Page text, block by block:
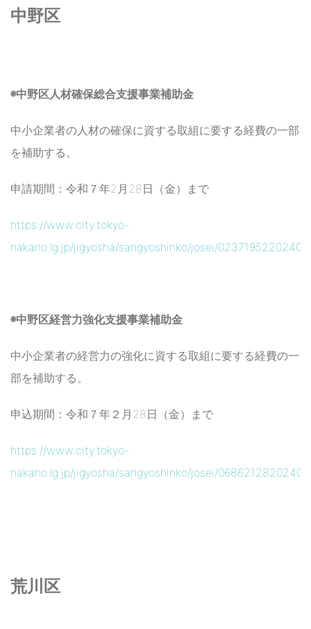
中野区
◉中野区人材確保総合支援事業補助金
中小企業者の人材の確保に資する取組に要する経費の一部
を補助する。
申請期間：令和７年2月28日（金）まで
https://www.city.tokyo-
nakano.lg.jp/jigyosha/sangyoshinko/josei/
◉中野区経営力強化支援事業補助金
中小企業者の経営力の強化に資する取組に要する経費の一
部を補助する。
申込期間：令和７年２月28日（金）まで
https://www.city.tokyo-
nakano.lg.jp/jigyosha/sangyoshinko/josei/
荒川区